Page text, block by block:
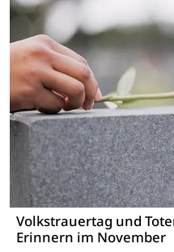
Volkstrauertag und
Erinnern im November